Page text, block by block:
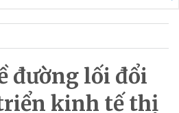
đường lối đổi
kinh tế thị